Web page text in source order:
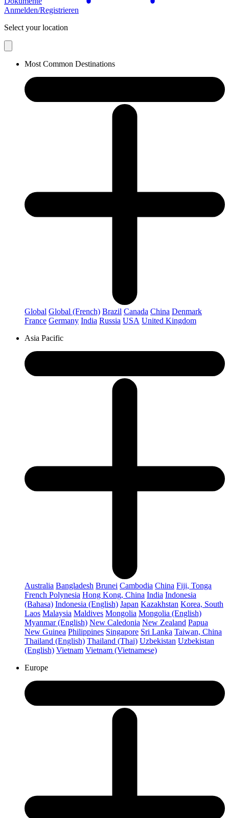
Anmelden/Registrieren
Select your location
Most Common Destinations
Global Global (French) Brazil Canada China Denmark
France Germany India Russia USA United Kingdom
Asia Pacific
Australia Bangladesh Brunei Cambodia China Fiji, Tonga
French Polynesia Hong Kong, China India Indonesia
(Bahasa) Indonesia (English) Japan Kazakhstan Korea, South
Laos Malaysia Maldives Mongolia Mongolia (English)
Myanmar (English) New Caledonia New Zealand Papua
New Guinea Philippines Singapore Sri Lanka Taiwan, China
Thailand (English) Thailand (Thai) Uzbekistan Uzbekistan
(English) Vietnam Vietnam (Vietnamese)
Europe